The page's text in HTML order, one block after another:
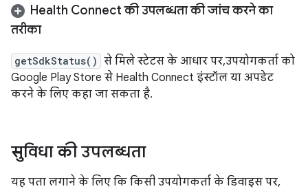
Health Connect की उपलब्धता की जांच करने का
तरीका
getSdkStatus() से मिले स्टेटस के आधार पर, उपयोगकर्ता को
Google Play Store से Health Connect इंस्टॉल या अपडेट
करने के लिए कहा जा सकता है.
सुविधा की उपलब्धता
यह पता लगाने के लिए कि किसी उपयोगकर्ता के डिवाइस पर,